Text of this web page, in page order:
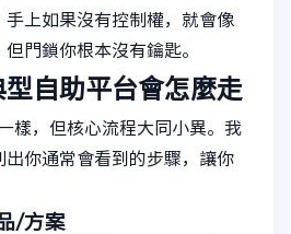
手上如果沒有控制權，就會像
門鎖你根本沒有鑰匙。
自助平台會怎麼走
樣，但核心流程大同小異。我
出你通常會看到的步驟，讓你
/方案